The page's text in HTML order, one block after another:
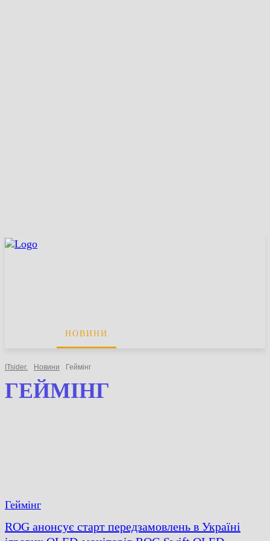
НОВИНИ
ITsider. Новини Геймінг
ГЕЙМІНГ
Геймінг
ROG анонсує старт передзамовлень в